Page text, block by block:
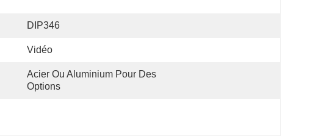
DIP346
Vidéo
Acier Ou Aluminium Pour Des
Options